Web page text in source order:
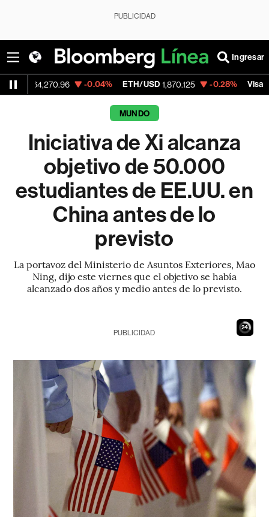
PUBLICIDAD
Ingresar
-0.04% ETH/USD 1,870.125 -0.28% Visa 369.215
MUNDO
Iniciativa de Xi alcanza
objetivo de 50.000
estudiantes de EE.UU. en
China antes de lo
previsto
La portavoz del Ministerio de Asuntos Exteriores, Mao
Ning, dijo este viernes que el objetivo se había
alcanzado dos años y medio antes de lo previsto.
23
PUBLICIDAD